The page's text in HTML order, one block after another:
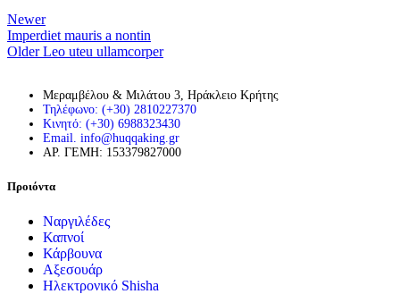
Newer
Imperdiet mauris a nontin
Older Leo uteu ullamcorper
Μεραμβέλου & Μιλάτου 3, Ηράκλειο Κρήτης
Τηλέφωνο: (+30) 2810227370
Κινητό: (+30) 6988323430
Email. info@huqqaking.gr
ΑΡ. ΓΕΜΗ: 153379827000
Προιόντα
Ναργιλέδες
Καπνοί
Κάρβουνα
Αξεσουάρ
Ηλεκτρονικό Shisha